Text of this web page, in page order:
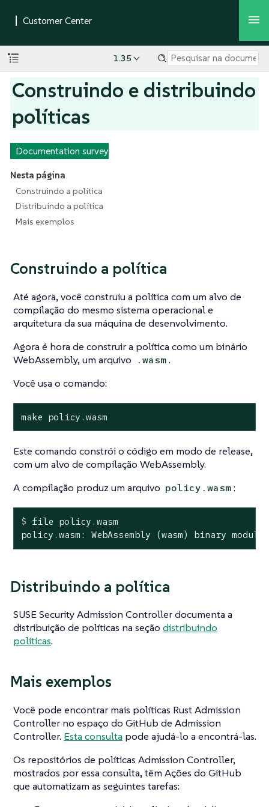
1.35
Construindo e distribuindo
políticas
Documentation survey
Nesta página
Construindo a política
Distribuindo a política
Mais exemplos
Construindo a política
Até agora, você construiu a política com um alvo de
compilação do mesmo sistema operacional e
arquitetura da sua máquina de desenvolvimento.
Agora é hora de construir a política como um binário
WebAssembly, um arquivo
.wasm.
Você usa o comando:
make policy.wasm
Este comando constrói o código em modo de release,
com um alvo de compilação WebAssembly.
A compilação produz um arquivo policy.wasm:
$ file policy.wasm
policy.wasm: WebAssembly (wasm) binary
Distribuindo a política
SUSE Security Admission Controller documenta a
distribuição de políticas na seção distribuindo
políticas.
Mais exemplos
Você pode encontrar mais políticas Rust Admission
Controller no espaço do GitHub de Admission
Controller. Esta consulta pode ajudá-lo a encontrá-las.
Os repositórios de políticas Admission Controller,
mostrados por essa consulta, têm Ações do GitHub
que automatizam as seguintes tarefas: